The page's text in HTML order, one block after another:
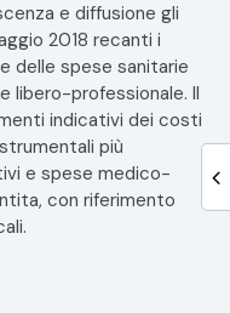
e diffusione gli
2018 recanti i
delle spese sanitarie
libero-professionale. Il
indicativi dei costi
più
e spese medico-
con riferimento